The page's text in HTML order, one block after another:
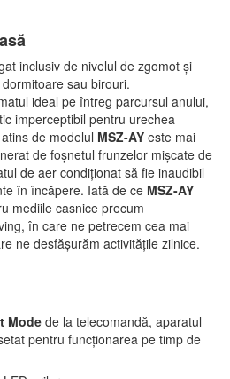
inclusiv de nivelul de zgomot și
sau birouri.
ideal pe întreg parcursul anului,
imperceptibil pentru urechea
de modelul MSZ-AY este mai
de foșnetul frunzelor mișcate de
de aer condiționat să fie inaudibil
în încăpere. Iată de ce MSZ-AY
mediile casnice precum
în care ne petrecem cea mai
ne desfășurăm activitățile zilnice.
Mode de la telecomandă, aparatul
pentru funcționarea pe timp de